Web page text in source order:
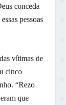
conceda
pessoas
vítimas de
cinco
“Rezo
que